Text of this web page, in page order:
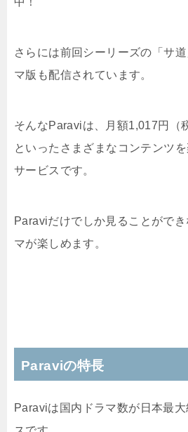
さらには前回シーリーズの「サ
マ版も配信されています。
そんなParaviは、月額1,017円（
といったさまざまなコンテンツ
サービスです。
Paraviだけでしか見ることがで
マが楽しめます。
Paraviの特長
Paraviは国内ドラマ数が日本最